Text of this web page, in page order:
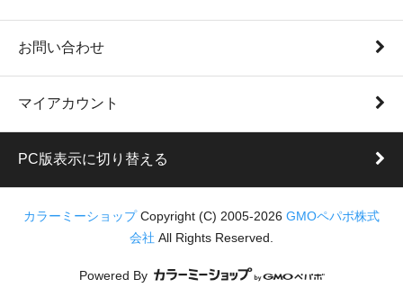
お問い合わせ
マイアカウント
PC版表示に切り替える
カラーミーショップ Copyright (C) 2005-2026 GMOペパボ株式
会社 All Rights Reserved.
Powered By